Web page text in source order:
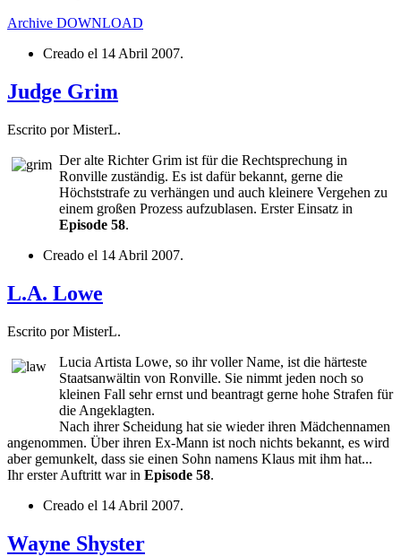
Archive DOWNLOAD
Creado el 14 Abril 2007.
Judge Grim
Escrito por MisterL.
Der alte Richter Grim ist für die Rechtsprechung in
Ronville zuständig. Es ist dafür bekannt, gerne die
Höchststrafe zu verhängen und auch kleinere Vergehen zu
einem großen Prozess aufzublasen. Erster Einsatz in
Episode 58.
Creado el 14 Abril 2007.
L.A. Lowe
Escrito por MisterL.
Lucia Artista Lowe, so ihr voller Name, ist die härteste
Staatsanwältin von Ronville. Sie nimmt jeden noch so
kleinen Fall sehr ernst und beantragt gerne hohe Strafen für
die Angeklagten.
Nach ihrer Scheidung hat sie wieder ihren Mädchennamen
angenommen. Über ihren Ex-Mann ist noch nichts bekannt, es wird
aber gemunkelt, dass sie einen Sohn namens Klaus mit ihm hat...
Ihr erster Auftritt war in Episode 58.
Creado el 14 Abril 2007.
Wayne Shyster